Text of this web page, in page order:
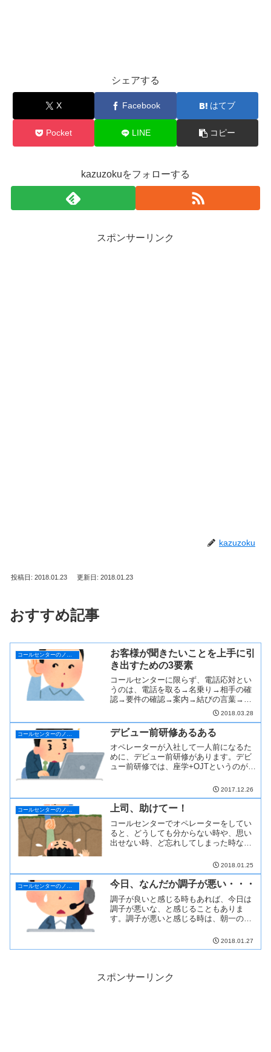
シェアする
X Facebook はてブ
Pocket LINE コピー
kazuzokuをフォローする
スポンサーリンク
kazuzoku
投稿日: 2018.01.23 更新日: 2018.01.23
おすすめ記事
お客様が聞きたいことを上手に引
き出すための3要素
コールセンターに限らず、電話応対とい
うのは、電話を取る→名乗り→相手の確
認→要件の確認→案内→結びの言葉→電
話を置くというステップからなっていま
2018.03.28
コールセンターのノウハウ デビュー前研修あるある
オペレーターが入社して一人前になるた
めに、デビュー前研修があります。デビ
ュー前研修では、座学+OJTというのが一
2017.12.26
コールセンターのノウハウ 上司、助けてー！
コールセンターでオペレーターをしてい
ると、どうしても分からない時や、思い
出せない時、ど忘れしてしまった時など
2018.01.25
今日、なんだか調子が悪い・・・
調子が良いと感じる時もあれば、今日は
調子が悪いな、と感じることもありま
す。調子が悪いと感じる時は、朝一の入
2018.01.27
スポンサーリンク